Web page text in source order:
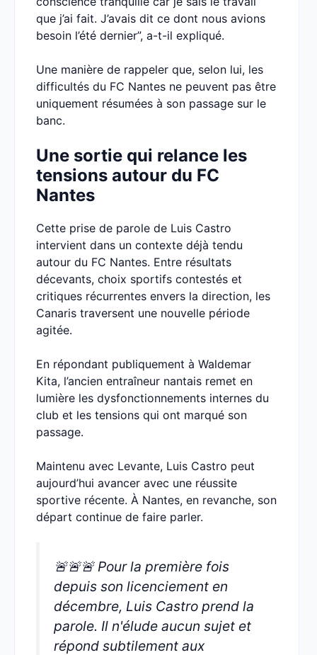
que j’ai fait. J’avais dit ce dont nous avions
besoin l’été dernier”, a-t-il expliqué.
Une manière de rappeler que, selon lui, les
difficultés du FC Nantes ne peuvent pas être
uniquement résumées à son passage sur le
banc.
Une sortie qui relance les
tensions autour du FC
Nantes
Cette prise de parole de Luis Castro
intervient dans un contexte déjà tendu
autour du FC Nantes. Entre résultats
décevants, choix sportifs contestés et
critiques récurrentes envers la direction, les
Canaris traversent une nouvelle période
agitée.
En répondant publiquement à Waldemar
Kita, l’ancien entraîneur nantais remet en
lumière les dysfonctionnements internes du
club et les tensions qui ont marqué son
passage.
Maintenu avec Levante, Luis Castro peut
aujourd’hui avancer avec une réussite
sportive récente. À Nantes, en revanche, son
départ continue de faire parler.
🚨🚨🚨 Pour la première fois
depuis son licenciement en
décembre, Luis Castro prend la
parole. Il n'élude aucun sujet et
répond subtilement aux